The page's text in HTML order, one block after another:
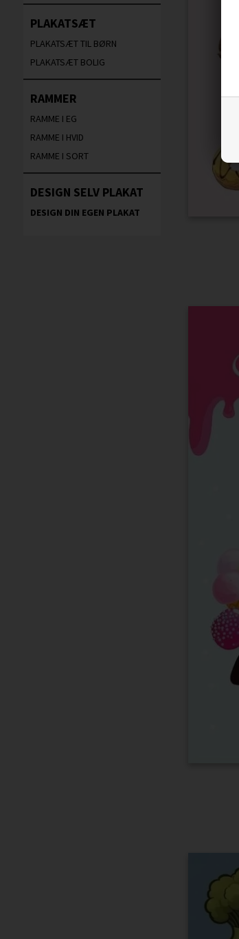
PLAKATSÆT
PLAKATSÆT TIL BØRN
PLAKATSÆT BOLIG
RAMMER
RAMME I EG
RAMME I HVID
RAMME I SORT
DESIGN SELV PLAKAT
DESIGN DIN EGEN PLAKAT